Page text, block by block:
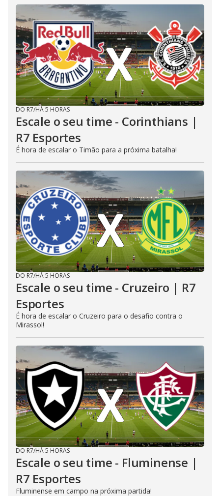
DO R7/HÁ 5 HORAS
Escale o seu time - Corinthians |
R7 Esportes
É hora de escalar o Timão para a próxima batalha!
DO R7/HÁ 5 HORAS
Escale o seu time - Cruzeiro | R7
Esportes
É hora de escalar o Cruzeiro para o desafio contra o
Mirassol!
DO R7/HÁ 5 HORAS
Escale o seu time - Fluminense |
R7 Esportes
Fluminense em campo na próxima partida!